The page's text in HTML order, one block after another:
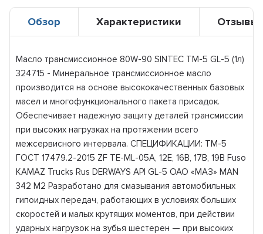
Обзор Характеристики Отзывы
Масло трансмиссионное 80W-90 SINTEC ТМ-5 GL-5 (1л)
324715 - Минеральное трансмиссионное масло
производится на основе высококачественных базовых
масел и многофункционального пакета присадок.
Обеспечивает надежную защиту деталей трансмиссии
при высоких нагрузках на протяжении всего
межсервисного интервала. СПЕЦИФИКАЦИИ: ТМ-5
ГОСТ 17479.2-2015 ZF TE-ML-05A, 12E, 16B, 17B, 19B Fuso
KAMAZ Trucks Rus DERWAYS API GL-5 ОАО «МАЗ» MAN
342 М2 Разработано для смазывания автомобильных
гипоидных передач, работающих в условиях больших
скоростей и малых крутящих моментов, при действии
ударных нагрузок на зубья шестерен — при высоких